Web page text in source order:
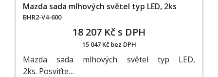
Mazda sada mlhových světel typ LED, 2ks
BHR2-V4-600
18 207 Kč s DPH
15 047 Kč bez DPH
Mazda sada mlhových světel typ LED,
2ks. Posviťte…